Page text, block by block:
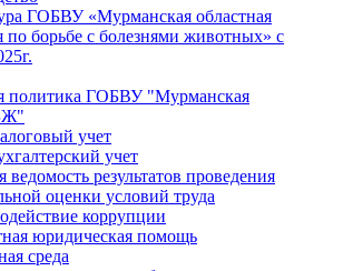
ГОБВУ «Мурманская областная
по борьбе с болезнями животных» c
политика ГОБВУ "Мурманская
учет
учет
ведомость результатов проведения
оценки условий труда
коррупции
юридическая помощь
среда